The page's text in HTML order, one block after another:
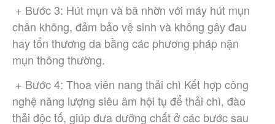
chân không, đảm bảo vệ sinh và không gây đau
hay tổn thương da bằng các phương pháp nặn
mụn thông thường.
nghệ năng lượng siêu âm hội tụ để thải chì, đào
thải độc tố, giúp đưa dưỡng chất ở các bước sau